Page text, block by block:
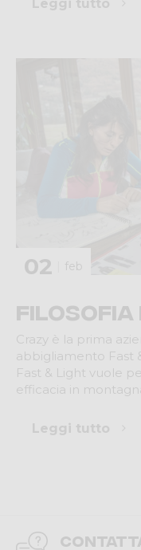
02 feb
Filosofia
Crazy è la prima
abbigliamento Fast
Fast & Light vuole
efficacia in